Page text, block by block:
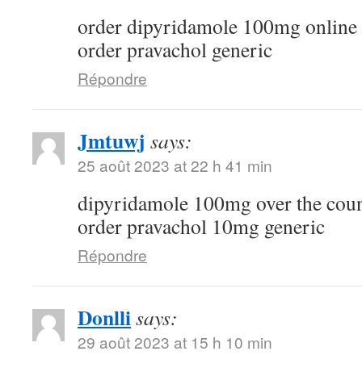
order dipyridamole 100mg online
order pravachol generic
Répondre
Jmtuwj says:
25 août 2023 at 22 h 41 min
dipyridamole 100mg over the
order pravachol 10mg generic
Répondre
Donllisays:
29 août 2023 at 15 h 10 min